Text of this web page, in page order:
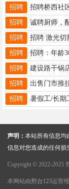
招聘
招聘
招聘
招聘
招聘
招聘
招聘
声明： 本站所有信息均
信息对您造成的任何损
Copyright © 2022-2025
本网站由邢台123运营